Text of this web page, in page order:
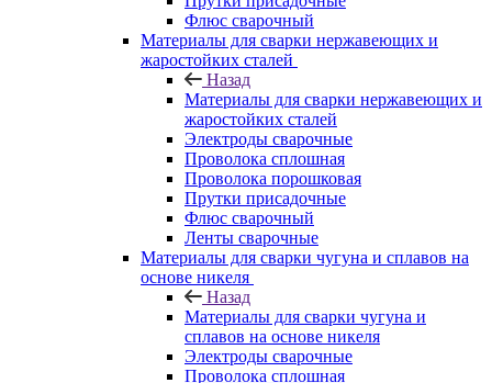
Флюс сварочный
Материалы для сварки нержавеющих и
жаростойких сталей
Назад
Материалы для сварки нержавеющих и
жаростойких сталей
Электроды сварочные
Проволока сплошная
Проволока порошковая
Прутки присадочные
Флюс сварочный
Ленты сварочные
Материалы для сварки чугуна и сплавов на
основе никеля
Назад
Материалы для сварки чугуна и
сплавов на основе никеля
Электроды сварочные
Проволока сплошная